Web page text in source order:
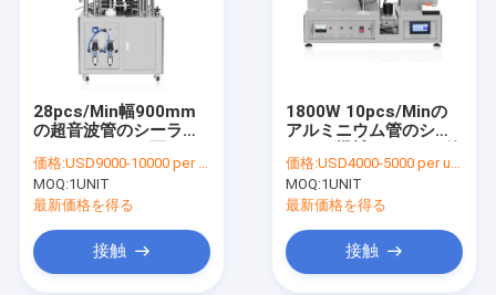
超音波管のシーラー
自動ピストン充填機
びんの満ち、おおう機械
サーボ ピストン注入口
カートンのシーリング機械
28pcs/Min幅900mm
の超音波管のシーラー
ッキング
価格:USD9000-10000 per unit
MOQ:1UNIT
最新価格を得る
接触
1800W 10pcs/Minの
アルミニウム管のシー
のシーラー
価格:USD4000-5000 per unit
MOQ:1UNIT
最新価格を得る
接触